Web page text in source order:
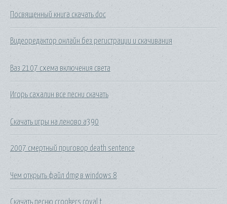
Посвященный книга скачать doc
Видеоредактор онлайн без регистрации и скачивания
Ваз 2107 схема включения света
Игорь сахалин все песни скачать
Скачать игры на леново а390
2007 смертный приговор death sentence
Чем открыть файл dmg в windows 8
Скачать песню crookers royal t